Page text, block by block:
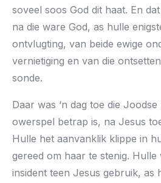
soveel soos God dit haat. En
na die ware God, as hulle
ontvlugting, van beide ewige
vernietiging en van die
sonde.
Daar was ‘n dag toe die
owerspel betrap is, na Jesus
Hulle het aanvanklik klippe in
gereed om haar te stenig. Hulle
insident teen Jesus gebruik, as